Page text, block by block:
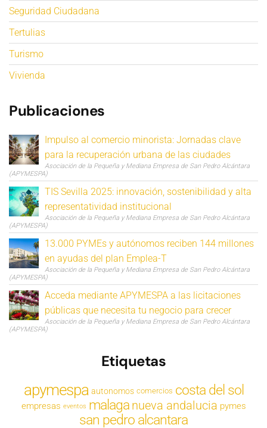
Seguridad Ciudadana
Tertulias
Turismo
Vivienda
Publicaciones
Impulso al comercio minorista: Jornadas clave
para la recuperación urbana de las ciudades
Asociación de la Pequeña y Mediana Empresa de San Pedro Alcántara
(APYMESPA)
TIS Sevilla 2025: innovación, sostenibilidad y alta
representatividad institucional
Asociación de la Pequeña y Mediana Empresa de San Pedro Alcántara
(APYMESPA)
13.000 PYMEs y autónomos reciben 144 millones
en ayudas del plan Emplea-T
Asociación de la Pequeña y Mediana Empresa de San Pedro Alcántara
(APYMESPA)
Acceda mediante APYMESPA a las licitaciones
públicas que necesita tu negocio para crecer
Asociación de la Pequeña y Mediana Empresa de San Pedro Alcántara
(APYMESPA)
Etiquetas
apymespa autonomos comercios costa del sol
empresas eventos malaga nueva andalucia pymes
san pedro alcantara